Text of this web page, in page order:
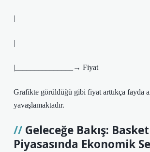
|
|
|_______________→ Fiyat
Grafikte görüldüğü gibi fiyat arttıkça fayda
yavaşlamaktadır.
Geleceğe Bakış:
Piyasasında Ekonomik